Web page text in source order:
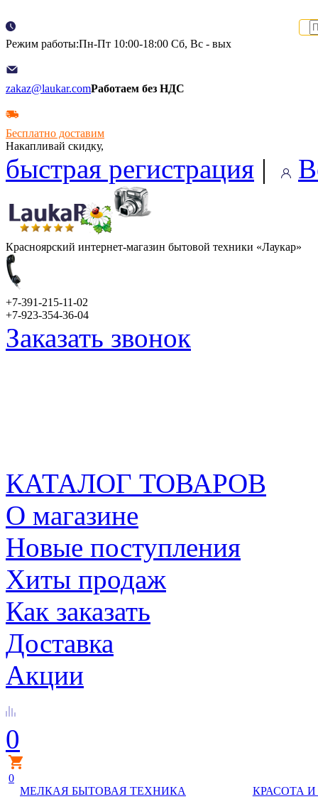
Режим работы:Пн-Пт 10:00-18:00 Сб, Вс - вых
zakaz@laukar.comРаботаем без НДС
Бесплатно доставим
Накапливай скидку,
быстрая регистрация |
Красноярский интернет-магазин бытовой техники «Лаукар»
+7-391-215-11-02
+7-923-354-36-04
Заказать звонок
КАТАЛОГ ТОВАРОВ
О магазине
Новые поступления
Хиты продаж
Как заказать
Доставка
Акции
0
0
МЕЛКАЯ БЫТОВАЯ ТЕХНИКА
КРАСОТА И